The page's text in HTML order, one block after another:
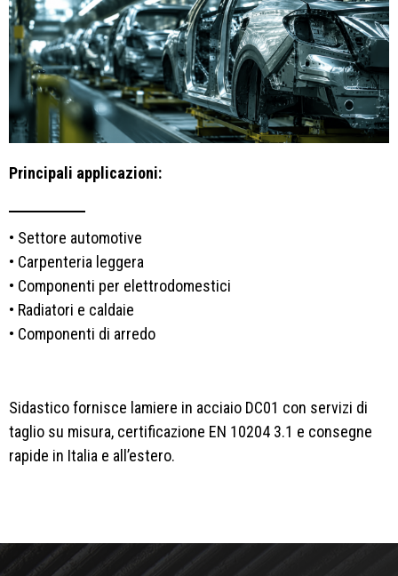
Principali applicazioni:
• Settore automotive
• Carpenteria leggera
• Componenti per elettrodomestici
• Radiatori e caldaie
• Componenti di arredo
Sidastico fornisce lamiere in acciaio DC01 con servizi di
taglio su misura, certificazione EN 10204 3.1 e consegne
rapide in Italia e all’estero.